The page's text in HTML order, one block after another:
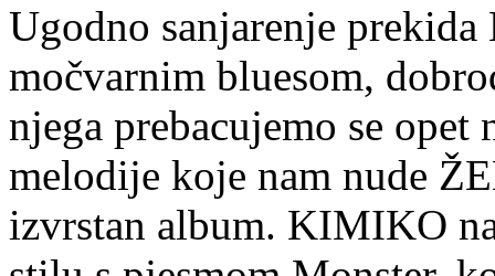
Ugodno sanjarenje
močvarnim bluesom,
njega prebacujemo se
melodije koje nam nude
izvrstan album. KIMIKO